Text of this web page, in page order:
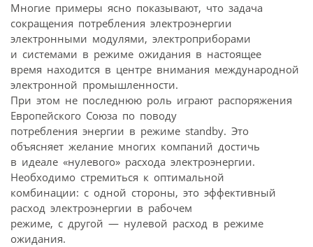
Многие примеры ясно показывают, что задача
сокращения потребления электроэнергии
электронными модулями, электроприборами
и системами в режиме ожидания в настоящее
время находится в центре внимания международной
электронной промышленности.
При этом не последнюю роль играют распоряжения
Европейского Союза по поводу
потребления энергии в режиме standby. Это
объясняет желание многих компаний достичь
в идеале «нулевого» расхода электроэнергии.
Необходимо стремиться к оптимальной
комбинации: с одной стороны, это эффективный
расход электроэнергии в рабочем
режиме, с другой — нулевой расход в режиме
ожидания.